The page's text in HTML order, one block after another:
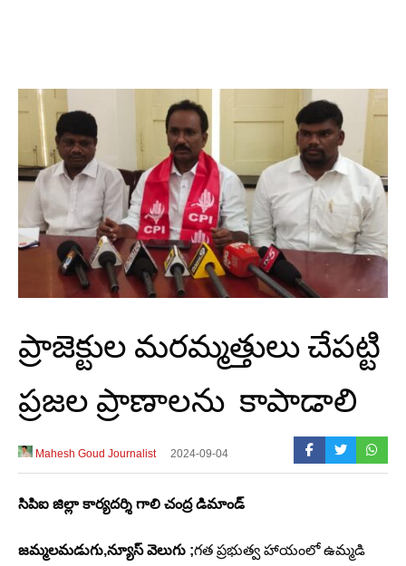
ప్రాజెక్టుల మరమ్మత్తులు చేపట్టి
ప్రజల ప్రాణాలను కాపాడాలి
Mahesh Goud Journalist 2024-09-04
సిపిఐ జిల్లా కార్యదర్శి గాలి చంద్ర డిమాండ్
జమ్మలమడుగు,న్యూస్ వెలుగు ;గత ప్రభుత్వ హాయంలో ఉమ్మడి